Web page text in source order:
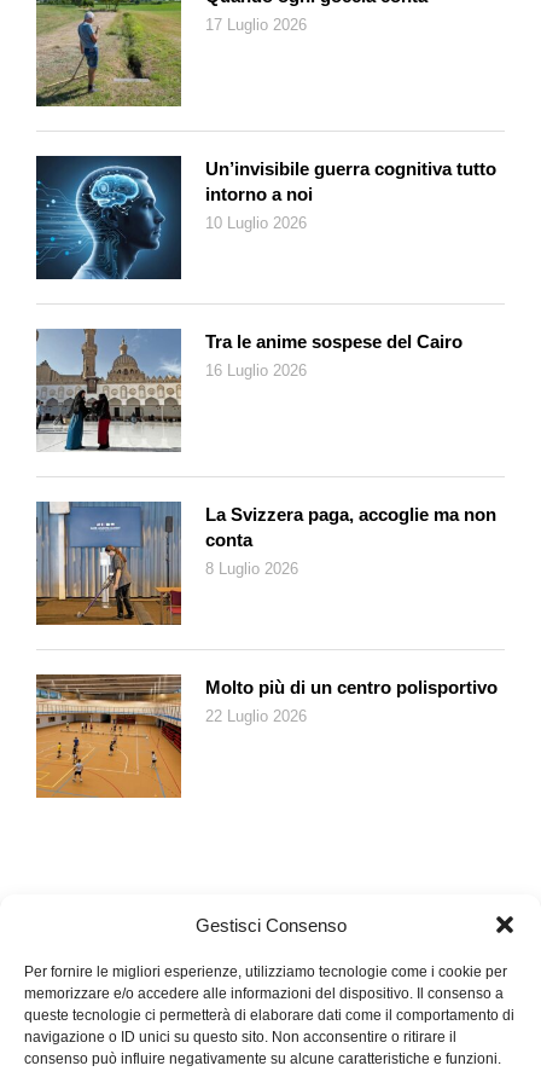
Gestisci Consenso
Per fornire le migliori esperienze, utilizziamo tecnologie come i cookie per
memorizzare e/o accedere alle informazioni del dispositivo. Il consenso a
queste tecnologie ci permetterà di elaborare dati come il comportamento di
navigazione o ID unici su questo sito. Non acconsentire o ritirare il
consenso può influire negativamente su alcune caratteristiche e funzioni.
libri ad attività per soli genitori, da performances a laboratori di
filosofia, pedagogia, poesia e pittura. Un mondo creativo a
360° gradi dunque, in cui non resta che tuffarsi… sulle ali del
www.teatro-pan.ch
17 Luglio 2026
Un’invisibile guerra cognitiva tutto
intorno a noi
10 Luglio 2026
Tra le anime sospese del Cairo
16 Luglio 2026
La Svizzera paga, accoglie ma non
conta
8 Luglio 2026
Molto più di un centro polisportivo
22 Luglio 2026